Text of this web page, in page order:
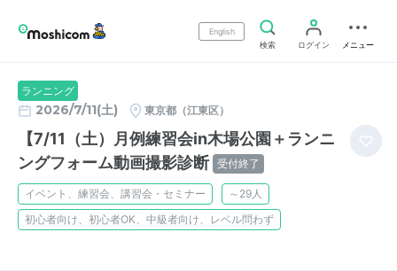
English
検索
ログイン メニュー
ランニング
2026/7/11(土) 東京都（江東区）
【7/11（土）月例練習会in木場公園＋ランニ
ングフォーム動画撮影診断 受付終了
イベント、練習会、講習会・セミナー
～29人
初心者向け、初心者OK、中級者向け、レベル問わず